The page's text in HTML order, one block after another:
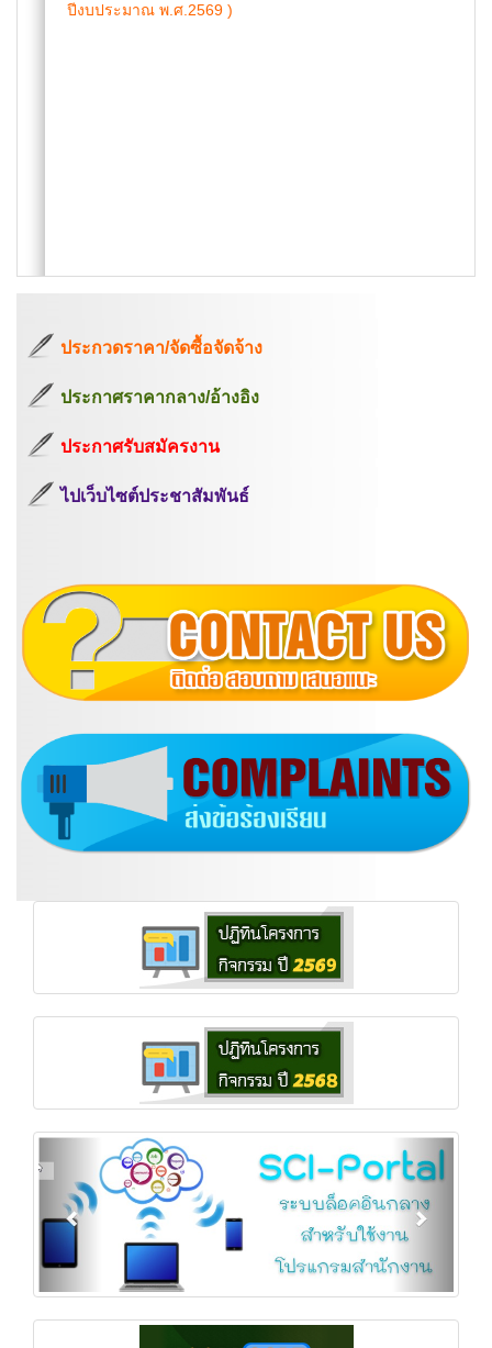
ปีงบประมาณ พ.ศ.2569 )
ประกวดราคา/จัดซื้อจัดจ้าง
ประกาศราคากลาง/อ้างอิง
ประกาศรับสมัครงาน
ไปเว็บไซต์ประชาสัมพันธ์